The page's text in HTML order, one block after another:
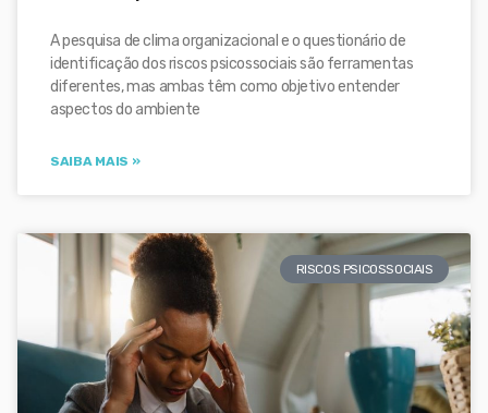
A pesquisa de clima organizacional e o questionário de
identificação dos riscos psicossociais são ferramentas
diferentes, mas ambas têm como objetivo entender
aspectos do ambiente
SAIBA MAIS »
RISCOS PSICOSSOCIAIS